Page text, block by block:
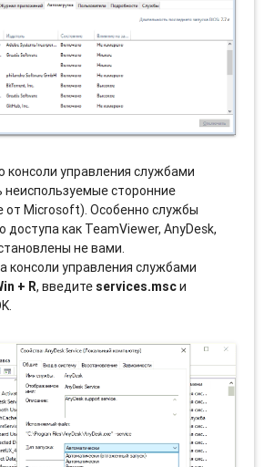
управления службами
неиспользуемые сторонние
от Microsoft). Особенно службы
доступа как TeamViewer, AnyDesk,
не вами.
консоли управления службами
+ R, введите services.mscи